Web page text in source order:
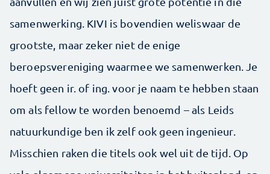
samenwerking. KIVI is bovendien weliswaar de
grootste, maar zeker niet de enige
beroepsvereniging waarmee we samenwerken. Je
hoeft geen ir. of ing. voor je naam te hebben staan
om als fellow te worden benoemd – als Leids
natuurkundige ben ik zelf ook geen ingenieur.
Misschien raken die titels ook wel uit de tijd. Op